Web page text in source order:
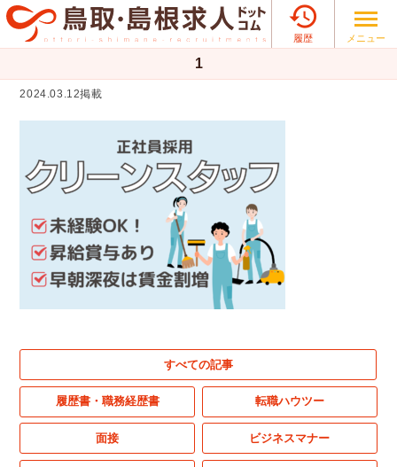

履歴 メニュー
1
2024.03.12掲載
すべての記事
履歴書・職務経歴書 転職ハウツー
面接 ビジネスマナー